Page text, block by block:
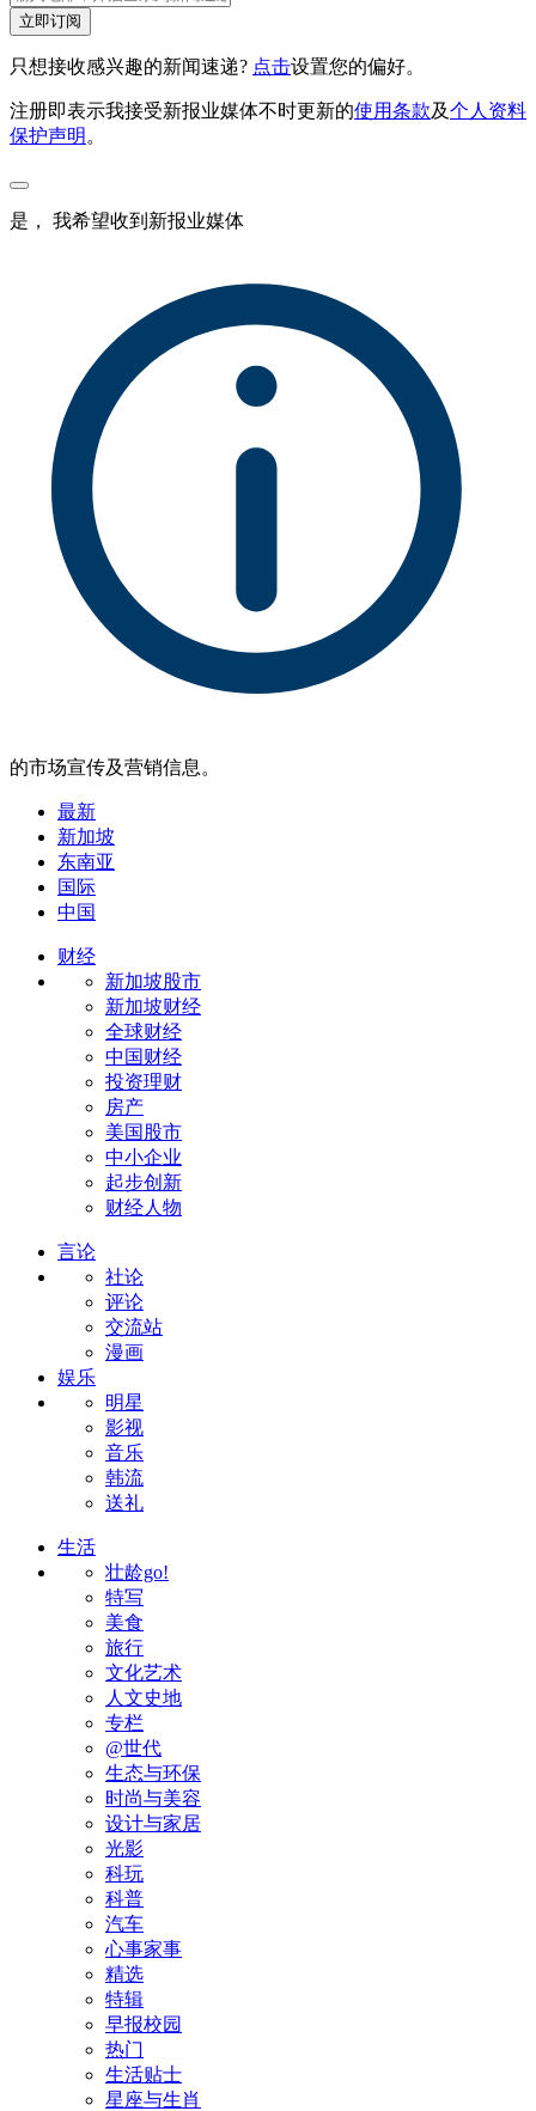
立即订阅
只想接收感兴趣的新闻速递? 点击设置您的偏好。
注册即表示我接受新报业媒体不时更新的使用条款及个人资料
保护声明 。
是， 我希望收到新报业媒体
的市场宣传及营销信息。
最新
新加坡
东南亚
国际
中国
财经
新加坡股市
新加坡财经
全球财经
中国财经
投资理财
房产
美国股市
中小企业
起步创新
财经人物
言论
社论
评论
交流站
漫画
娱乐
明星
影视
音乐
韩流
送礼
生活
壮龄go!
特写
美食
旅行
文化艺术
人文史地
专栏
@世代
生态与环保
时尚与美容
设计与家居
光影
科玩
科普
汽车
心事家事
精选
特辑
早报校园
热门
生活贴士
星座与生肖